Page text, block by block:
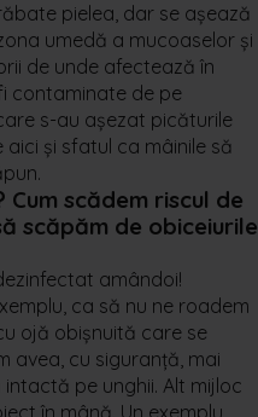
pielea, dar se așează
umedă a mucoaselor și
de unde afectează în
contaminate de pe
s-au așezat picăturile
și sfatul ca mâinile să
scădem riscul de
scăpăm de obiceiurile
amândoi!
ca să nu ne roadem
ojă obișnuită care se
avea, cu siguranță, mai
pe unghii. Alt mijloc
în mână. Un exemplu